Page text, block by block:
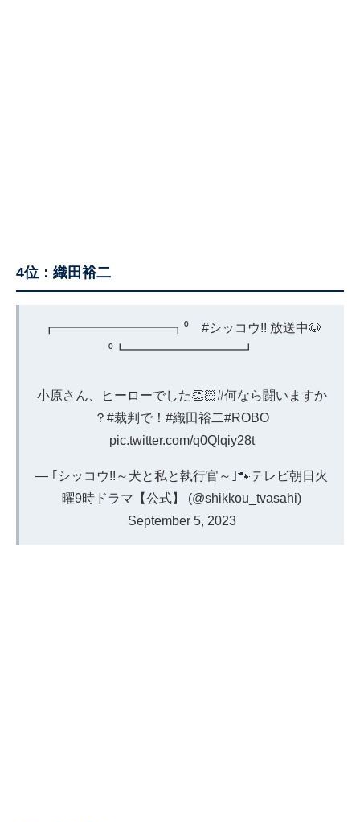
4位：織田裕二
┏━━━━━━━━━┓⁰ #シッコウ!! 放送中🐶
⁰┗━━━━━━━━━┛
小原さん、ヒーローでした👏🏻#何なら闘いますか
？ #裁判で ！ #織田裕二#ROBO
pic.twitter.com/q0Qlqiy28t
— ｢シッコウ!!～犬と私と執行官～｣🐾テレビ朝日火
曜9時ドラマ【公式】 (@shikkou_tvasahi)
September 5, 2023